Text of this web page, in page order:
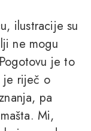
ilustracije su
ne mogu
je to
je riječ o
pa
Mi,